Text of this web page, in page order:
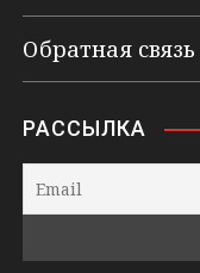
Обратная связь
РАССЫЛКА